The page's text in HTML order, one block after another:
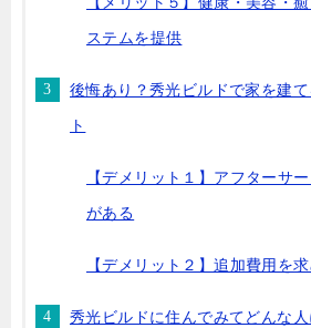
ステムを提供
後悔あり？秀光ビルドで家を建
ト
【デメリット１】アフターサ
がある
【デメリット２】追加費用を
秀光ビルドに住んでみてどんな